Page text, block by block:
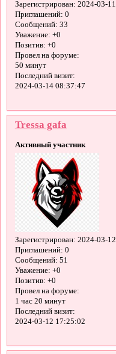
Зарегистрирован: 2024-03-11
Приглашений: 0
Сообщений: 33
Уважение: +0
Позитив: +0
Провел на форуме:
50 минут
Последний визит:
2024-03-14 08:37:47
Tressa gafa
Активный участник
Зарегистрирован: 2024-03-12
Приглашений: 0
Сообщений: 51
Уважение: +0
Позитив: +0
Провел на форуме:
1 час 20 минут
Последний визит:
2024-03-12 17:25:02